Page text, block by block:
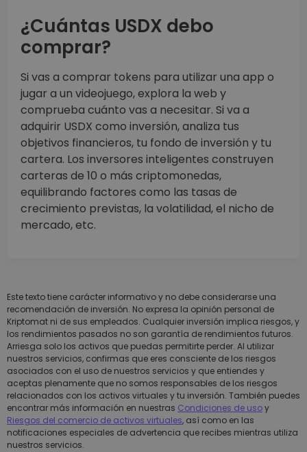
¿Cuántas USDX debo
comprar?
Si vas a comprar tokens para utilizar una app o
jugar a un videojuego, explora la web y
comprueba cuánto vas a necesitar. Si va a
adquirir USDX como inversión, analiza tus
objetivos financieros, tu fondo de inversión y tu
cartera. Los inversores inteligentes construyen
carteras de 10 o más criptomonedas,
equilibrando factores como las tasas de
crecimiento previstas, la volatilidad, el nicho de
mercado, etc.
Este texto tiene carácter informativo y no debe considerarse una
recomendación de inversión. No expresa la opinión personal de
Kriptomat ni de sus empleados. Cualquier inversión implica riesgos, y
los rendimientos pasados no son garantía de rendimientos futuros.
Arriesga solo los activos que puedas permitirte perder. Al utilizar
nuestros servicios, confirmas que eres consciente de los riesgos
asociados con el uso de nuestros servicios y que entiendes y
aceptas plenamente que no somos responsables de los riesgos
relacionados con los activos virtuales y tu inversión. También puedes
encontrar más información en nuestras Condiciones de usoy
Riesgos del comercio de activos virtuales, así como en las
notificaciones especiales de advertencia que recibes mientras utiliza
nuestros servicios.